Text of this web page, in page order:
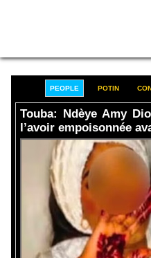
PEOPLE POTIN
Touba: Ndèye Amy
l’avoir empoisonnée